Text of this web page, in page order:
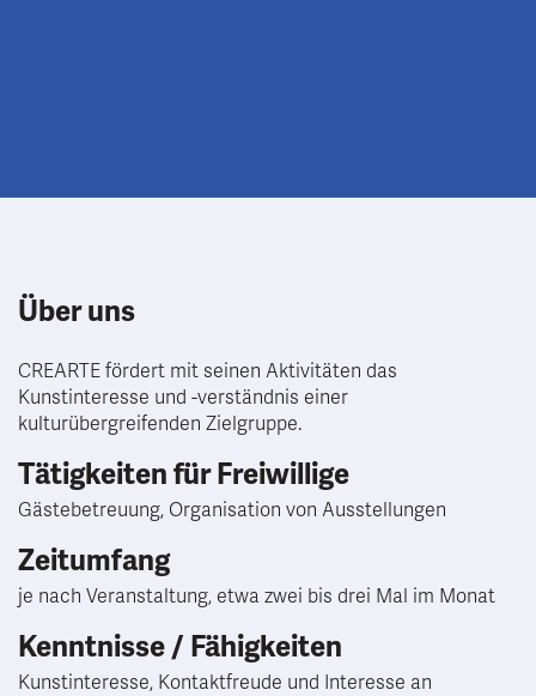
Über uns
CREARTE fördert mit seinen Aktivitäten das
Kunstinteresse und -verständnis einer
kulturübergreifenden Zielgruppe.
Tätigkeiten für Freiwillige
Gästebetreuung, Organisation von Ausstellungen
Zeitumfang
je nach Veranstaltung, etwa zwei bis drei Mal im Monat
Kenntnisse / Fähigkeiten
Kunstinteresse, Kontaktfreude und Interesse an